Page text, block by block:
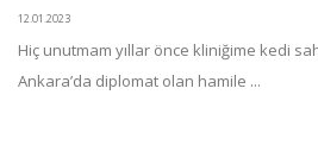
12.01.2023
Hiç unutmam yıllar önce kliniğime kedi
Ankara’da diplomat olan hamile ...